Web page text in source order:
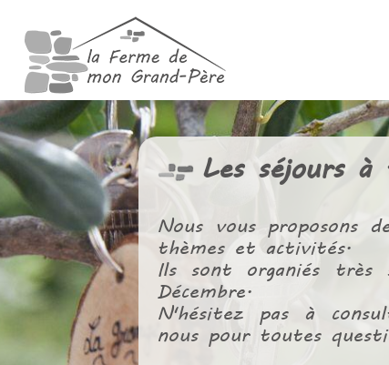
Les séjours à
Nous vous proposons
thèmes et activités.
Ils sont organiés
Décembre.
N'hésitez pas à
nous pour toutes